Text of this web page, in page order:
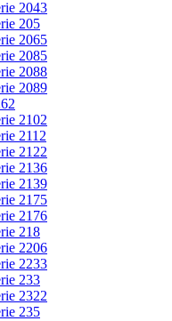
2043
205
2065
2085
2088
2089
2102
2112
2122
2136
2139
2175
2176
218
2206
2233
233
2322
235